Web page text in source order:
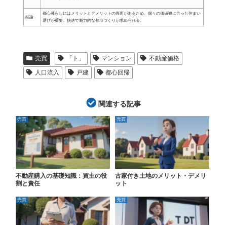
結論
都心暮らしにはメリットとデメリットの両面があるため、個々の価値観に合った住まい
選びが重要。快適で魅力的な都市づくりが求められる。
売買 「ト」 マンション
不動産価格
人口流入
戸建 都心回帰
関連する記事
売買
不動産購入の基礎知識：買主の役
割と責任
売買
古家付き土地のメリット・デメリ
ット
売買 売買